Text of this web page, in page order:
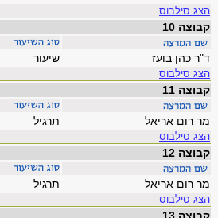
הצג סילבוס
קבוצה 10
שיעור ד"ר כהן בועז
הצג סילבוס
קבוצה 11
תרגיל מר רום אריאל
הצג סילבוס
קבוצה 12
תרגיל מר רום אריאל
הצג סילבוס